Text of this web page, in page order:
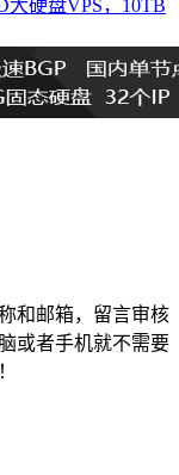
大硬盘VPS，10TB
和邮箱，留言审核
或者手机就不需要